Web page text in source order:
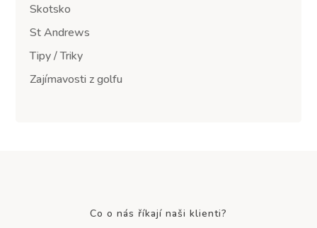
Skotsko
St Andrews
Tipy / Triky
Zajímavosti z golfu
Co o nás říkají naši klienti?